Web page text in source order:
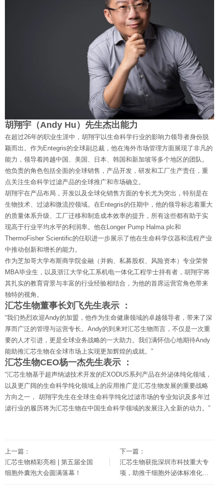
胡翔宇（Andy Hu）先生杰出能力
在超过26年的职业生涯中，胡翔宇以生命科学行业的影响力领导者身份脱
颖而出。作为Entegris的全球副总裁，他在海外市场管理方面展现了非凡的
能力，领导着跨越中国、美国、日本、韩国和新加坡等多个地区的团队。
他负责的角色包括全面的全球销售，产品开发，研发和工厂生产责任，重
点关注生命科学过滤产品的全球推广和市场确立。
胡翔宇在产品布局，开发以及全球化销售方面的专长尤为突出，特别是在
生物技术、过滤和微流控领域。在Entegris的任期中，他的领导标志着重大
的质量体系升级、工厂迁移和制造成本效率的提升，所有这些都有助于实
现高于行业平均水平的利润率。他在Longer Pump Halma plc和
ThermoFisher Scientific的任职进一步展示了他在生命科学仪器和流程产业
中推动创新和增长的能力。
作为芝加哥大学布斯商学院金融（并购、私募股权、风险资本）专业荣誉
MBA毕业生，以及浙江大学化工系机电一体化工程学士持有者，胡翔宇将
其扎实的教育背景与丰富的行业经验相结合，为他的首席运营官角色带来
独特的视角。
汇芯生物董事长刘飞先生表示 ：
“我们热烈欢迎Andy的加盟，他作为生命健康领域的卓越领导者，带来了深
厚而广泛的管理与运营专长。Andy的到来对汇芯生物而言，不仅是一次重
要的人才引进，更是全球业务战略的一大助力。我们满怀信心地期待Andy
能助推汇芯生物在全球市场上实现更加辉煌的成就。”
汇芯生物CEO杨一杰先生表示 ：
“汇芯生物基于超声纳滤技术开发的EXODUS系列产品在外泌体纯化领域，
以及更广阔的生命科学纯化领域上的应用推广是汇芯生物发展的重要战略
方向之一， 胡翔宇先生在全球生命科学纯化过滤市场的专业知识及多年过
滤行业的履历将为汇芯生物在中国生命科学领域的发展注入全新的动力。”
上一篇：
汇芯生物精彩亮相 | 第五届全国
细胞外囊泡大会圆满落幕！
下一篇：
汇芯生物获批深圳市科技重大专
项，助推干细胞外泌体标准化制